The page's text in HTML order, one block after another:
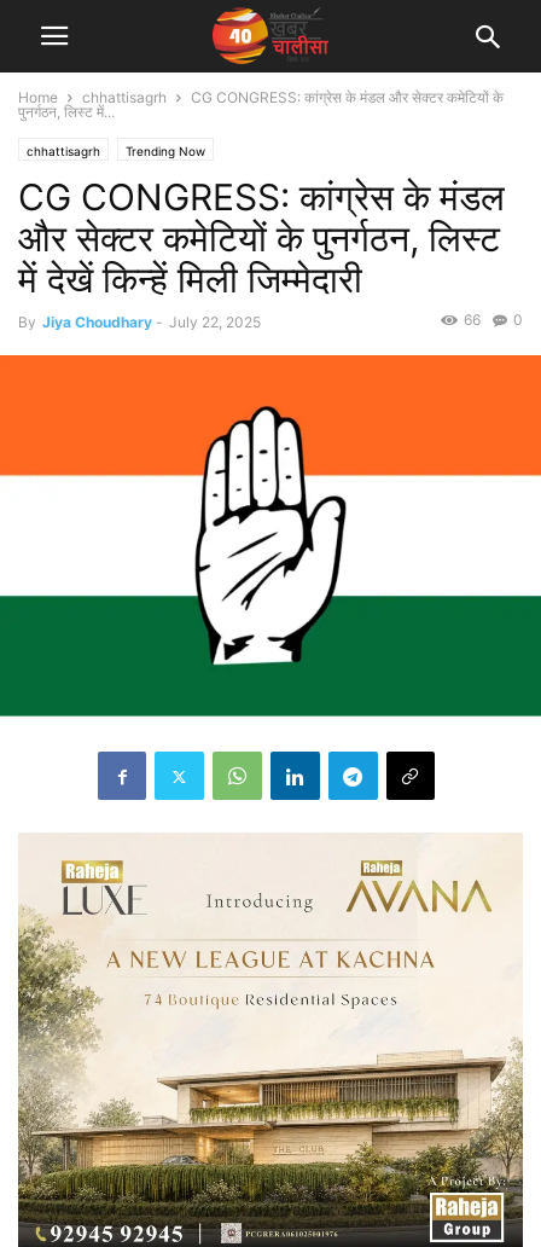
Home chhattisagrh
CG CONGRESS: कांग्रेस के मंडल और सेक्टर कमेटियों के
पुनर्गठन, लिस्ट में...
chhattisagrh Trending Now
CG CONGRESS: कांग्रेस के मंडल
और सेक्टर कमेटियों के पुनर्गठन, लिस्ट
में देखें किन्हें मिली जिम्मेदारी
By Jiya Choudhary - July 22, 2025 0
66